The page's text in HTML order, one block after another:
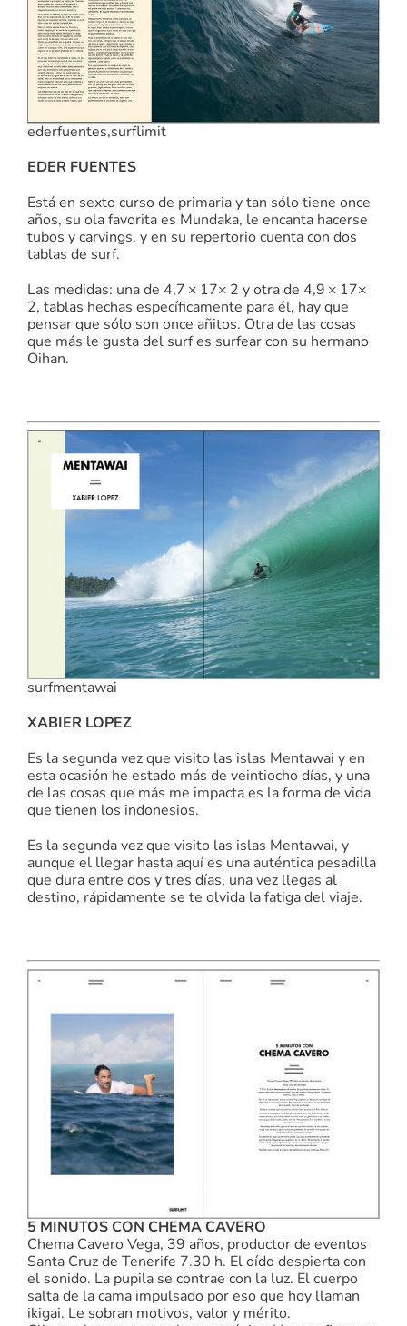
ederfuentes,surflimit
EDER FUENTES
Está en sexto curso de primaria y tan sólo tiene once
años, su ola favorita es Mundaka, le encanta hacerse
tubos y carvings, y en su repertorio cuenta con dos
tablas de surf.
Las medidas: una de 4,7 × 17× 2 y otra de 4,9 × 17×
2, tablas hechas específicamente para él, hay que
pensar que sólo son once añitos. Otra de las cosas
que más le gusta del surf es surfear con su hermano
Oihan.
surfmentawai
XABIER LOPEZ
Es la segunda vez que visito las islas Mentawai y en
esta ocasión he estado más de veintiocho días, y una
de las cosas que más me impacta es la forma de vida
que tienen los indonesios.
Es la segunda vez que visito las islas Mentawai, y
aunque el llegar hasta aquí es una auténtica pesadilla
que dura entre dos y tres días, una vez llegas al
destino, rápidamente se te olvida la fatiga del viaje.
5 MINUTOS CON CHEMA CAVERO
Chema Cavero Vega, 39 años, productor de eventos
Santa Cruz de Tenerife 7.30 h. El oído despierta con
el sonido. La pupila se contrae con la luz. El cuerpo
salta de la cama impulsado por eso que hoy llaman
ikigai. Le sobran motivos, valor y mérito.